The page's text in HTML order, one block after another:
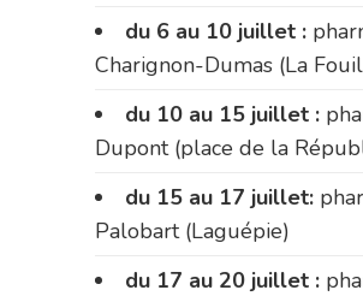
du 6 au 10 juillet :
Charignon-Dumas (La
du 10 au 15 juillet :
Dupont (place de la
du 15 au 17 juillet:
Palobart (Laguépie)
du 17 au 20 juillet :